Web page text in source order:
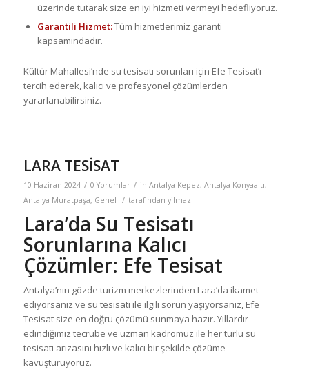
üzerinde tutarak size en iyi hizmeti vermeyi hedefliyoruz.
Garantili Hizmet:Tüm hizmetlerimiz garanti
kapsamındadır.
Kültür Mahallesi’nde su tesisatı sorunları için Efe Tesisat’ı
tercih ederek, kalıcı ve profesyonel çözümlerden
yararlanabilirsiniz.
LARA TESİSAT
10 Haziran 2024 / 0 Yorumlar / in Antalya Kepez, Antalya Konyaaltı,
Antalya Muratpaşa, Genel / tarafından yilmaz
Lara’da Su Tesisatı
Sorunlarına Kalıcı
Çözümler: Efe Tesisat
Antalya’nın gözde turizm merkezlerinden Lara’da ikamet
ediyorsanız ve su tesisatı ile ilgili sorun yaşıyorsanız, Efe
Tesisat size en doğru çözümü sunmaya hazır. Yıllardır
edindiğimiz tecrübe ve uzman kadromuz ile her türlü su
tesisatı arızasını hızlı ve kalıcı bir şekilde çözüme
kavuşturuyoruz.